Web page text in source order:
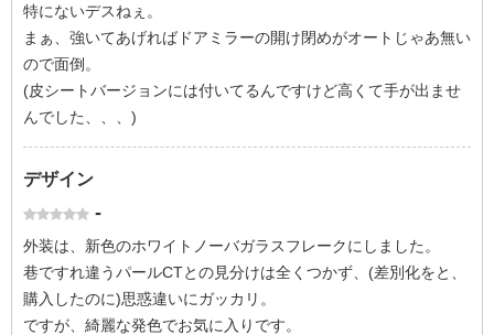
特にないデスねぇ。
まぁ、強いてあげればドアミラーの開け閉めがオートじゃあ無い
ので面倒。
(皮シートバージョンには付いてるんですけど高くて手が出ませ
んでした、、、)
デザイン
-
外装は、新色のホワイトノーバガラスフレークにしました。
巷ですれ違うパールCTとの見分けは全くつかず、(差別化をと、
購入したのに)思惑違いにガッカリ。
ですが、綺麗な発色でお気に入りです。